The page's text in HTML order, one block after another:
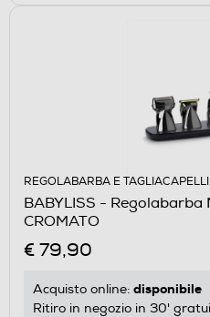
REGOLABARBA E TAGLIACAPELLI
BABYLISS - Regolabarba
CROMATO
€ 79,90
Acquisto online: disponibile
Ritiro in negozio in 30'